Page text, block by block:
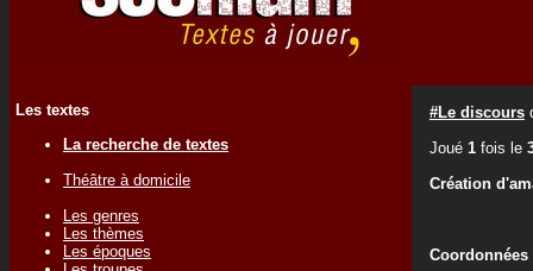
Les textes
La recherche de textes
Théâtre à domicile
Les genres
Les thèmes
Les époques
#Le discours
Joué 1 fois le
Création